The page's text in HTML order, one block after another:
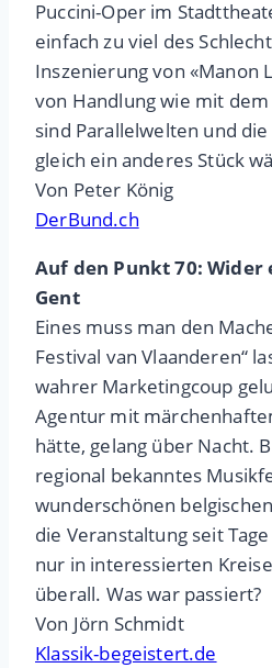
Puccini-Oper im
einfach zu viel des
Inszenierung von «Manon
von Handlung wie mit
sind Parallelwelten und
gleich ein anderes Stück
Von Peter König
DerBund.ch
Auf den Punkt 70: Wider
Gent
Eines muss man den
Festival van Vlaanderen“
wahrer Marketingcoup
Agentur mit
hätte, gelang über Nacht.
regional bekanntes
wunderschönen
die Veranstaltung seit
nur in interessierten
überall. Was war passiert?
Von Jörn Schmidt
Klassik-begeistert.de